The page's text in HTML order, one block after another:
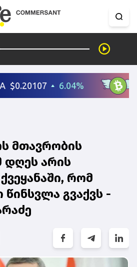
მთავრობის
არის
რომ
წინსვლა გვაქვს -